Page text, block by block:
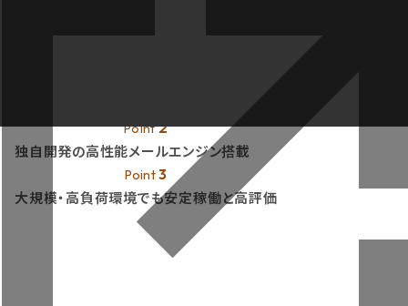
DEEPMailの特長
Point2
独自開発の高性能メールエンジン搭載
Point3
大規模・高負荷環境でも安定稼働と高評価